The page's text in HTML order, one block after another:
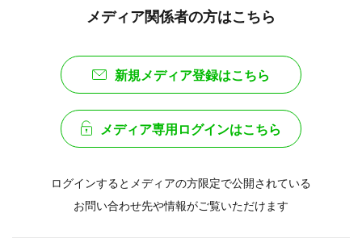
メディア関係者の方はこちら
新規メディア登録はこちら
メディア専用ログインはこちら
ログインするとメディアの方限定で公開されている
お問い合わせ先や情報がご覧いただけます